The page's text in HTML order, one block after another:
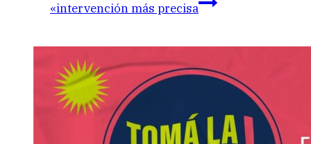
«intervención más precisa